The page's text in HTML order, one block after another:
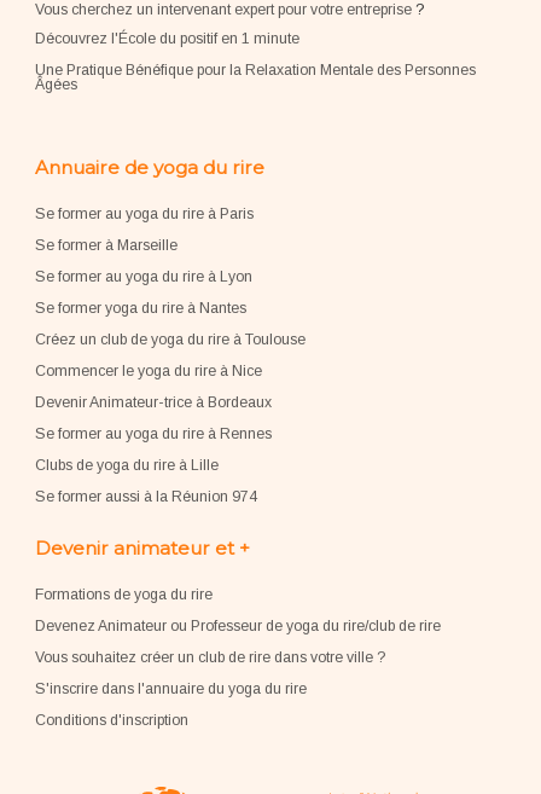
Vous cherchez un intervenant expert pour votre entreprise?
Découvrez l'École du positif en 1 minute
Une Pratique Bénéfique pour la Relaxation Mentale des Personnes
Âgées
Annuaire de yoga du rire
Se former au yoga du rire à Paris
Se former à Marseille
Se former au yoga du rire à Lyon
Se former yoga du rire à Nantes
Créez un club de yoga du rire à Toulouse
Commencer le yoga du rire à Nice
Devenir Animateur-trice à Bordeaux
Se former au yoga du rire à Rennes
Clubs de yoga du rire à Lille
Se former aussi à la Réunion 974
Devenir animateur et +
Formations de yoga du rire
Devenez Animateur ou Professeur de yoga du rire/club de rire
Vous souhaitez créer un club de rire dans votre ville ?
S'inscrire dans l'annuaire du yoga du rire
Conditions d'inscription